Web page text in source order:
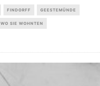
FINDORFF GEESTEMÜNDE
WO SIE WOHNTEN